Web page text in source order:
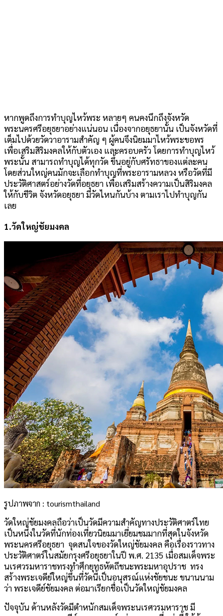
หากพูดถึงการทำบุญไหว้พระ หลายๆ คนคงนึกถึงจังหวัด
พระนครศรีอยุธยาอย่างแน่นอน เนื่องจากอยุธยานั้น เป็นจังหวัดที่
เต็มไปด้วยวัดวาอารามสำคัญ ๆ ผู้คนจึงนิยมมาไหว้พระขอพร
เพื่อเสริมสิริมงคลให้กับตัวเอง และครอบครัว โดยการทำบุญไหว้
พระนั้น สามารถทำบุญได้ทุกวัด ขึ้นอยู่กับศรัทธาของแต่ละคน
โดยส่วนใหญ่คนมักจะเลือกทำบุญที่พระอารามหลวง หรือวัดที่มี
ประวัติศาสตร์อย่างวัดที่อยุธยา เพื่อเสริมสร้างความเป็นสิริมงคล
ให้กับชีวิต จังหวัดอยุธยา มีวัดไหนกันบ้าง ตามเราไปทำบุญกัน
เลย
1.วัดใหญ่ชัยมงคล
รูปภาพจาก : tourismthailand
วัดใหญ่ชัยมงคลถือว่าเป็นวัดมีความสำคัญทางประวัติศาตร์ไทย
เป็นหนึ่งในวัดที่นักท่องเที่ยวนิยมมาเยี่ยมชมมากที่สุดในจังหวัด
พระนครศรีอยุธยา จุดสนใจของวัดใหญ่ชัยมงคล คือเรื่องราวทาง
ประวัติศาตร์ในสมัยกรุงศรีอยุธยาในปี พ.ศ. 2135 เมื่อสมเด็จพระ
นเรศวรมหาราชทรงทําศึกยุทธหัตถีชนะพระมหาอุปราช ทรง
สร้างพระเจดีย์ใหญ่ขึ้นที่วัดนี้เป็นอนุสรณ์แห่งชัยชนะ ขนานนาม
ว่า พระเจดีย์ชัยมงคล ต่อมาเรียกชื่อเป็นวัดใหญ่ชัยมงคล
ปัจจุบัน ด้านหลังวัดมีตำหนักสมเด็จพระนเรศวรมหาราช มี